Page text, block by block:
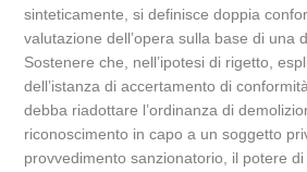
sinteticamente, si definisce doppia
valutazione dell’opera sulla base di una
Sostenere che, nell’ipotesi di rigetto,
dell’istanza di accertamento di
debba riadottare l’ordinanza di
riconoscimento in capo a un soggetto
provvedimento sanzionatorio, il potere